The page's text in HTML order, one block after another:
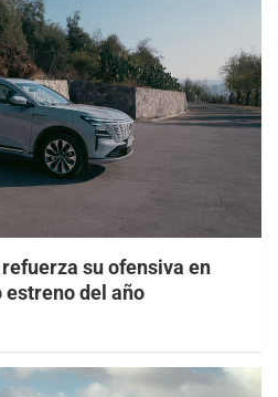
su ofensiva en
estreno del año